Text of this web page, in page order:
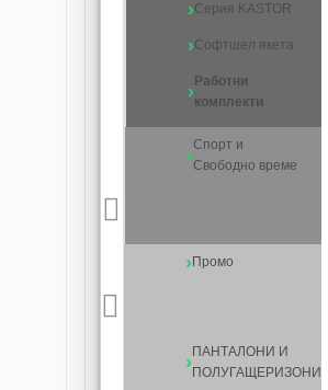
Серия KASTOR
Софтшел якета
Работни
комплекти
Спорт и
Свободно време
Промо
ПАНТАЛОНИ И
ПОЛУГАЩЕРИЗОНИ